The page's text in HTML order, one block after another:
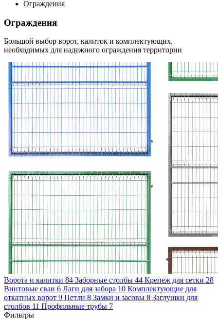
Ограждения
Ограждения
Большой выбор ворот, калиток и комплектующих,
необходимых для надежного ограждения территории
Ворота и калитки 84 Заборные столбы 44 Крепеж для сетки 28
Винтовые сваи 6 Лаги для забора 10 Комплектующие для
откатных ворот 9 Петли 8 Замки и засовы 8 Заглушки для
столбов 11 Профильные трубы 7
Фильтры